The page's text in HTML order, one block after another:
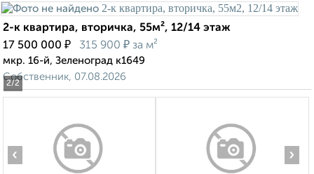
2/2
2-к квартира, вторичка, 55м², 12/14 этаж
17 500 000 ₽ 315 900 ₽ за м²
мкр. 16-й, Зеленоград к1649
Собственник, 07.08.2026
‹ ›